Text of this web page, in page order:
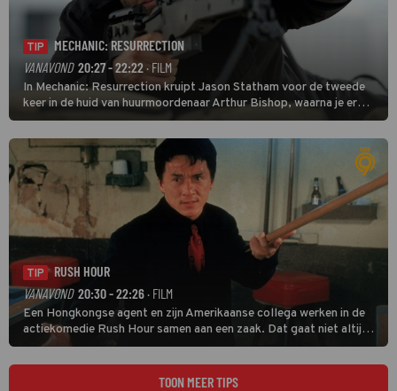
TIP
MECHANIC: RESURRECTION
VANAVOND 20:27 - 22:22· FILM
In Mechanic: Resurrection kruipt Jason Statham voor de tweede
keer in de huid van huurmoordenaar Arthur Bishop, waarna je er
donder op kunt zeggen dat er van Bishops geplande pensioen niet
veel terechtkomt.
TIP
RUSH HOUR
VANAVOND 20:30 - 22:26 · FILM
Een Hongkongse agent en zijn Amerikaanse collega werken in de
actiekomedie Rush Hour samen aan een zaak. Dat gaat niet altijd
van een leien dakje.
TOON MEER TIPS